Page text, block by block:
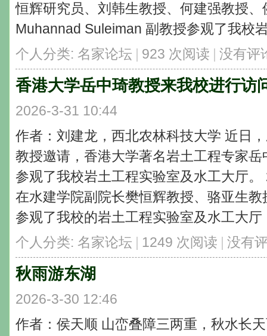
恒辉研究员、刘韩生教授、何建强教授
Muhannad Suleiman 副教授参观了我校
个人分类: 名家论坛 | 923 次阅读 | 没有评
香港大学岳中琦教授来我校进行访
2026-3-31 10:44
作者：刘建龙，西北农林科技大学 近日
教授邀请，香港大学著名岩土工程专家
参观了我校岩土工程实验室及水工大厅
在水建学院副院长樊恒辉教授、骆亚生
参观了我校的岩土工程实验室及水工大厅
个人分类: 名家论坛 | 1249 次阅读 | 没有
秋雨游东湖
2026-3-30 12:46
作者：侯天顺 山峦叠障三两重，秋水长